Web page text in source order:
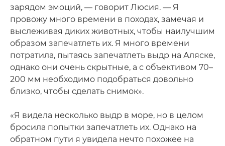
зарядом эмоций, — говорит Люсия. — Я
провожу много времени в походах, замечая и
выслеживая диких животных, чтобы наилучшим
образом запечатлеть их. Я много времени
потратила, пытаясь запечатлеть выдр на Аляске,
однако они очень скрытные, а с объективом 70–
200 мм необходимо подобраться довольно
близко, чтобы сделать снимок».
«Я видела несколько выдр в море, но в целом
бросила попытки запечатлеть их. Однако на
обратном пути я увидела нечто похожее на